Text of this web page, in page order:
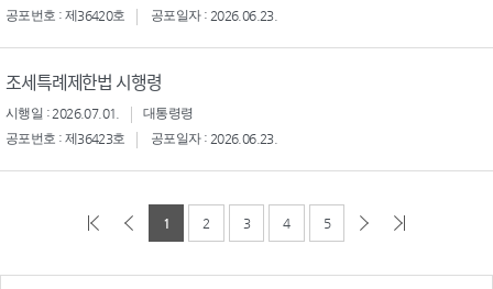
공포번호 : 제36420호
공포일자 : 2026.06.23.
조세특례제한법 시행령
시행일 : 2026.07.01.
대통령령
공포번호 : 제36423호
공포일자 : 2026.06.23.
1 2 3 4 5